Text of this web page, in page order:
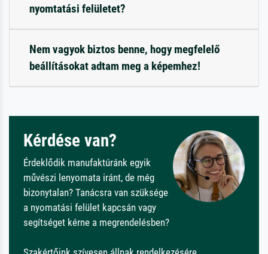
nyomtatási felületet?
Nem vagyok biztos benne, hogy megfelelő
beállításokat adtam meg a képemhez!
Kérdése van?
Érdeklődik manufaktúránk egyik
művészi lenyomata iránt, de még
bizonytalan? Tanácsra van szüksége
a nyomatási felület kapcsán vagy
segítséget kérne a megrendelésben?